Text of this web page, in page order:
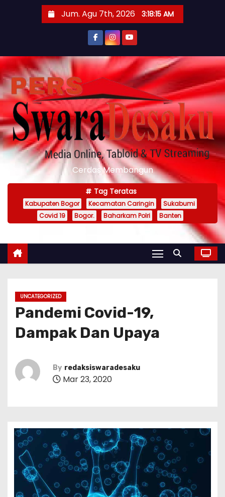
t
o
c
o
n
t
e
Jum. Agu 7th, 2026 3:18:17 AM
Cerdas Membangun
Tag Teratas
Kabupaten Bogor Kecamatan Caringin
Sukabumi
Covid 19
Bogor. Baharkam Polri Banten
UNCATEGORIZED
Pandemi Covid-19,
Dampak Dan Upaya
By redaksiswaradesaku
Mar 23, 2020